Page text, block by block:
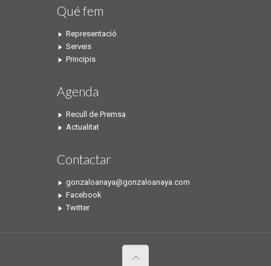
Qué fem
Representació
Serveis
Principis
Agenda
Recull de Premsa
Actualitat
Contactar
gonzaloanaya@gonzaloanaya.com
Facebook
Twitter